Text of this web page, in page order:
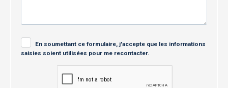
En soumettant ce formulaire, j'accepte que les informations
saisies soient utilisées pour me recontacter.